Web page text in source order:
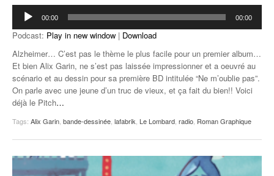
Lecteur
audio
00:00 00:00
Podcast: Play in new window | Download
Alzheimer… C’est pas le thème le plus facile pour un premier album…
Et bien Alix Garin, ne s’est pas laissée impressionner et a oeuvré au
scénario et au dessin pour sa première BD intitulée “Ne m’oublie pas”.
On parle avec une jeune d’un truc de vieux, et ça fait du bien!! Voici
déjà le Pitch…
Tags: Alix Garin bande-dessinée lafabrik Le Lombard radio Roman Graphique